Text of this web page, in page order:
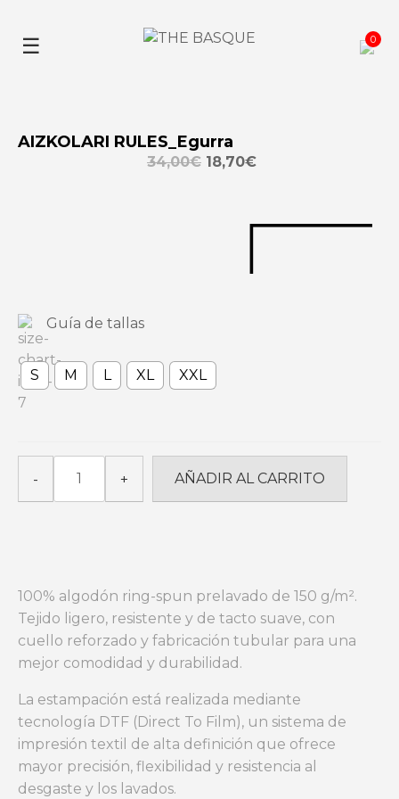
content
☰ 0
AIZKOLARI RULES_Egurra
34,00€ 18,70€
Guía de tallas
S M L XL XXL
-
RULES_Egurra
cantidad
+ AÑADIR AL CARRITO
100% algodón ring-spun prelavado de 150 g/m².
Tejido ligero, resistente y de tacto suave, con
cuello reforzado y fabricación tubular para una
mejor comodidad y durabilidad.
La estampación está realizada mediante
tecnología DTF (Direct To Film), un sistema de
impresión textil de alta definición que ofrece
mayor precisión, flexibilidad y resistencia al
desgaste y los lavados.